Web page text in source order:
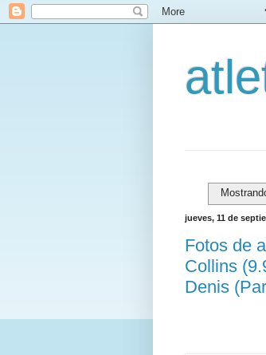
jueves, 11 de
Fotos de
Collins
Denis